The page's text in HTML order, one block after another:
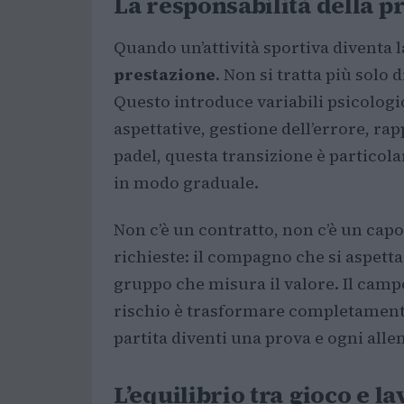
Quando un’attività sportiva diventa
prestazione. Non si tratta più solo
Questo introduce variabili
aspettative, gestione dell’errore,
padel, questa transizione è
in modo graduale.
Non c’è un contratto, non c’è un
richieste: il compagno che si
gruppo che misura il valore. Il
rischio è trasformare
partita diventi una prova e ogni
L’equilibrio tra gioco e